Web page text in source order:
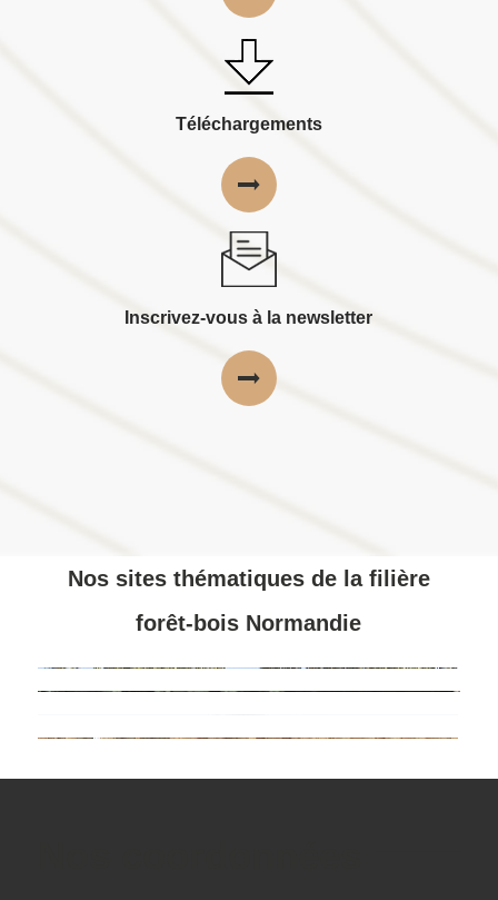
Téléchargements
Inscrivez-vous à la newsletter
Nos sites thématiques de la filière
forêt-bois Normandie